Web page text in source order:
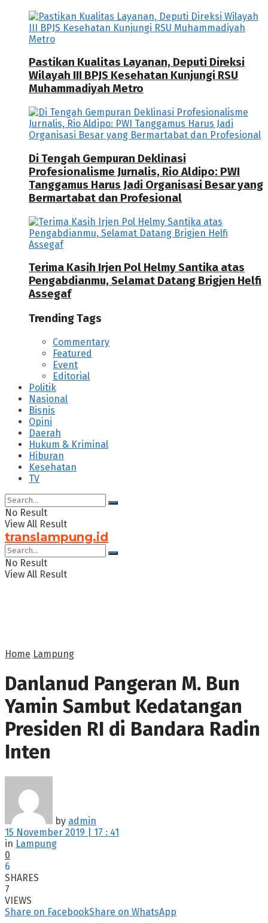
Pastikan Kualitas Layanan, Deputi Direksi
Wilayah III BPJS Kesehatan Kunjungi RSU
Muhammadiyah Metro
Di Tengah Gempuran Deklinasi
Profesionalisme Jurnalis, Rio Aldipo: PWI
Tanggamus Harus Jadi Organisasi Besar yang
Bermartabat dan Profesional
Terima Kasih Irjen Pol Helmy Santika atas
Pengabdianmu, Selamat Datang Brigjen Helfi
Assegaf
Trending Tags
Commentary
Featured
Event
Editorial
Politik
Nasional
Bisnis
Opini
Daerah
Hukum & Kriminal
Hiburan
Kesehatan
TV
No Result
View All Result
translampung.id
No Result
View All Result
Home Lampung
Danlanud Pangeran M. Bun
Yamin Sambut Kedatangan
Presiden RI di Bandara Radin
Inten
by admin
15 November 2019 | 17 : 41
in Lampung
0
6
SHARES
7
VIEWS
Share on FacebookShare on WhatsApp